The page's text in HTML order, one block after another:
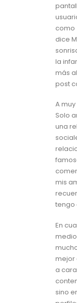
como
dice
la
más
post
A
Solo
una
mis
tengo
En
mejor
a
sino